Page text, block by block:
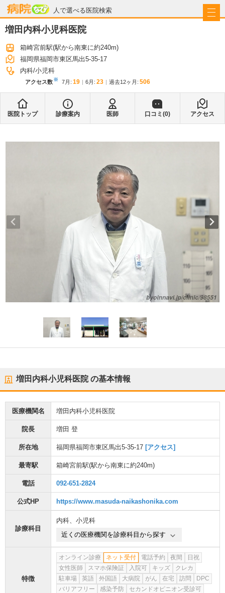
人で選べる医院検索
病院なび
増田内科小児科医院
箱崎宮前駅(駅から南東に約240m)
福岡県福岡市東区馬出5-35-17
内科 小児科
アクセス数※ 7月 : 19 6月 : 23 過去12ヶ月: 506
医院トップ 診療案内 医師 口コミ(0) アクセス
増田内科小児科医院の基本情報
医療機関名 増田内科小児科医院
院長 増田 登
所在地 福岡県福岡市東区馬出5-35-17 [アクセス]
最寄駅 箱崎宮前駅(駅から南東に約240m)
電話 092-651-2824
公式HP https://www.masuda-naikashonika.com
診療科目
内科、 小児科
近くの医療機関を診療科目から探す
特徴
オンライン診療 ネット受付 電話予約 夜間
日祝
女性医師
スマホ保険証 入院可 キッズ
クレカ
駐車場
英語 外国語 大病院 がん 在宅 訪問
DPC
バリアフリー
感染予防
セカンドオピニオン受診可